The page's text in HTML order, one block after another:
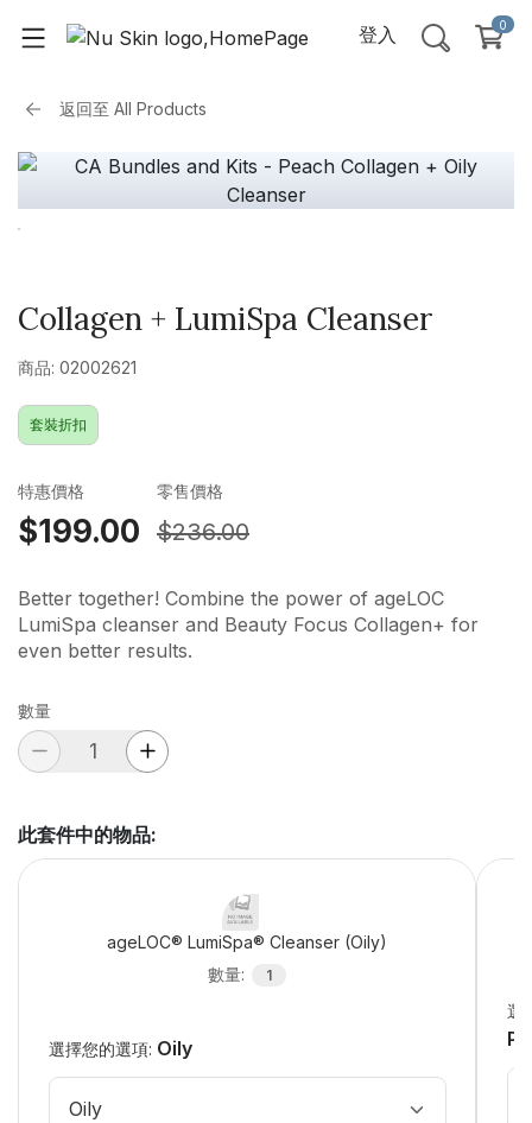
登入 0
返回至 All Products
Collagen + LumiSpa Cleanser
商品: 02002621
套裝折扣
特惠價格
$199.00
零售價格
$236.00
Better together! Combine the power of ageLOC
LumiSpa cleanser and Beauty Focus Collagen+ for
even better results.
數量
此套件中的物品:
ageLOC® LumiSpa® Cleanser (Oily)
數量: 1
選擇您的選項: Oily
Oily
選